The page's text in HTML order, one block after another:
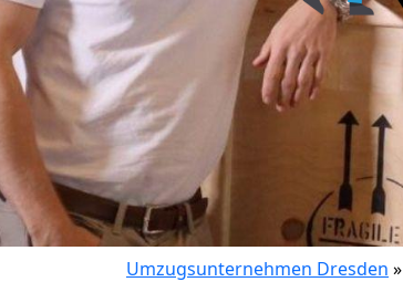
Umzugsunternehmen Dresden »